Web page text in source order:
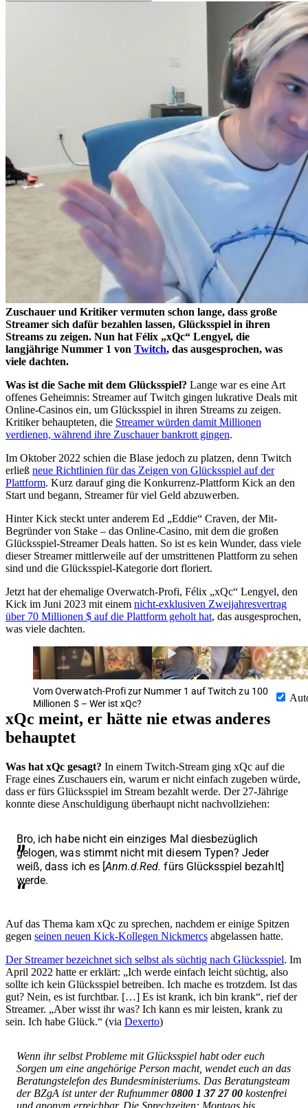
Zuschauer und Kritiker vermuten schon lange, dass große
Streamer sich dafür bezahlen lassen, Glücksspiel in ihren
Streams zu zeigen. Nun hat Félix „xQc“ Lengyel, die
langjährige Nummer 1 von Twitch, das ausgesprochen, was
viele dachten.
Was ist die Sache mit dem Glücksspiel? Lange war es eine Art
offenes Geheimnis: Streamer auf Twitch gingen lukrative Deals mit
Online-Casinos ein, um Glücksspiel in ihren Streams zu zeigen.
Kritiker behaupteten, die Streamer würden damit Millionen
verdienen, während ihre Zuschauer bankrott gingen.
Im Oktober 2022 schien die Blase jedoch zu platzen, denn Twitch
erließ neue Richtlinien für das Zeigen von Glücksspiel auf der
Plattform. Kurz darauf ging die Konkurrenz-Plattform Kick an den
Start und begann, Streamer für viel Geld abzuwerben.
Hinter Kick steckt unter anderem Ed „Eddie“ Craven, der Mit-
Begründer von Stake – das Online-Casino, mit dem die großen
Glücksspiel-Streamer Deals hatten. So ist es kein Wunder, dass viele
dieser Streamer mittlerweile auf der umstrittenen Plattform zu sehen
sind und die Glücksspiel-Kategorie dort floriert.
Jetzt hat der ehemalige Overwatch-Profi, Félix „xQc“ Lengyel, den
Kick im Juni 2023 mit einem nicht-exklusiven Zweijahresvertrag
über 70 Millionen $ auf die Plattform geholt hat, das ausgesprochen,
was viele dachten.
Vom Overwatch-Profi zur Nummer 1 auf Twitch zu 100
Millionen $ – Wer ist xQc?
xQc meint, er hätte nie etwas anderes
behauptet
Was hat xQc gesagt? In einem Twitch-Stream ging xQc auf die
Frage eines Zuschauers ein, warum er nicht einfach zugeben würde,
dass er fürs Glücksspiel im Stream bezahlt werde. Der 27-Jährige
konnte diese Anschuldigung überhaupt nicht nachvollziehen:
Bro, ich habe nicht ein einziges Mal diesbezüglich
gelogen, was stimmt nicht mit diesem Typen? Jeder
weiß, dass ich es [Anm.d.Red. fürs Glücksspiel bezahlt]
werde.
Auf das Thema kam xQc zu sprechen, nachdem er einige Spitzen
gegen seinen neuen Kick-Kollegen Nickmercs abgelassen hatte.
Der Streamer bezeichnet sich selbst als süchtig nach Glücksspiel. Im
April 2022 hatte er erklärt: „Ich werde einfach leicht süchtig, also
sollte ich kein Glücksspiel betreiben. Ich mache es trotzdem. Ist das
gut? Nein, es ist furchtbar. […] Es ist krank, ich bin krank“, rief der
Streamer. „Aber wisst ihr was? Ich kann es mir leisten, krank zu
sein. Ich habe Glück.“ (via Dexerto)
Wenn ihr selbst Probleme mit Glücksspiel habt oder euch
Sorgen um eine angehörige Person macht, wendet euch an das
Beratungstelefon des Bundesministeriums. Das Beratungsteam
der BZgA ist unter der Rufnummer0800 1 37 27 00 kostenfrei
und anonym erreichbar. Die Sprechzeiten: Montags bis